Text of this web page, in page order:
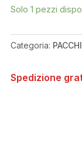
PIGNONI
CASSETTA
11
Solo 1 pezzi
Categoria:
Spedizione